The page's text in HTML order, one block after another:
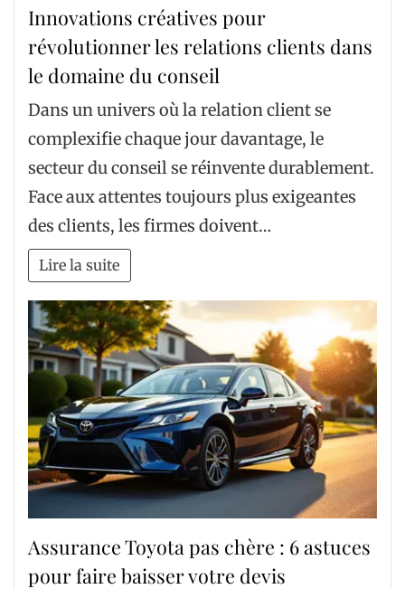
Innovations créatives pour
révolutionner les relations clients dans
le domaine du conseil
Dans un univers où la relation client se
complexifie chaque jour davantage, le
secteur du conseil se réinvente durablement.
Face aux attentes toujours plus exigeantes
des clients, les firmes doivent…
Lire la suite
Assurance Toyota pas chère : 6 astuces
pour faire baisser votre devis